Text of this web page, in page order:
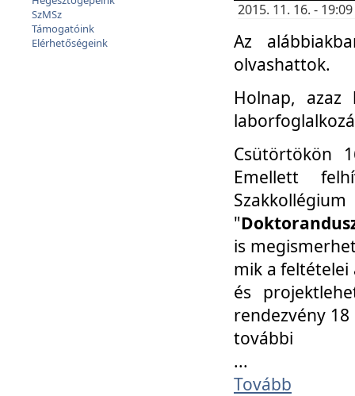
SzMSz
Támogatóink
Elérhetőségeink
2015. 11. 16. -
Az
olvashattok.
Holnap, azaz
Csütörtökön
Emellett
"
is
mik a feltételei
és
rendezvény
további
...
Tovább